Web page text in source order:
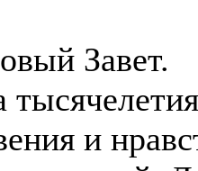
Завет.
и